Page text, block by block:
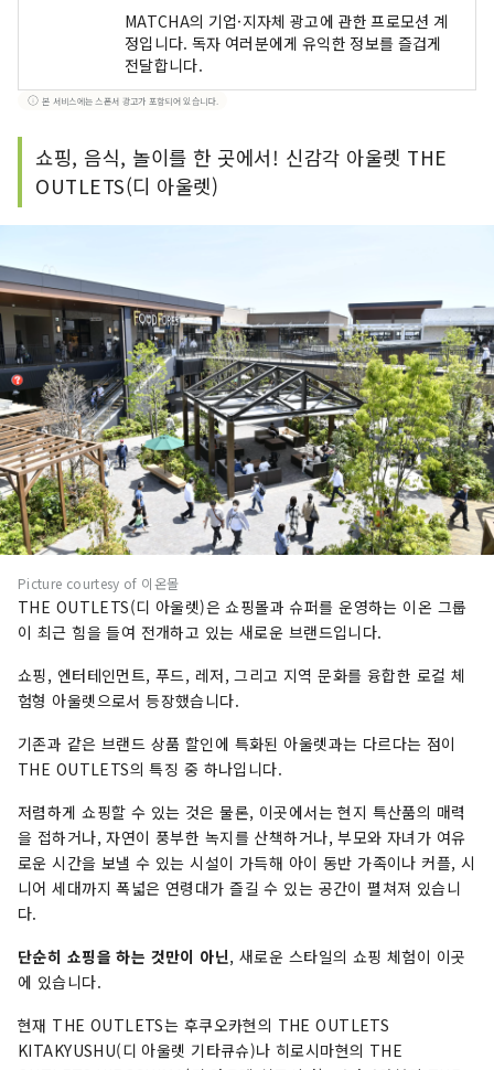
MATCHA의 기업·지자체 광고에 관한 프로모션 계
정입니다. 독자 여러분에게 유익한 정보를 즐겁게
전달합니다.
본 서비스에는 스폰서 광고가 포함되어 있습니다.
쇼핑, 음식, 놀이를 한 곳에서! 신감각 아울렛 THE
OUTLETS(디 아울렛)
Picture courtesy of 이온몰
THE OUTLETS(디 아울렛)은 쇼핑몰과 슈퍼를 운영하는 이온 그룹
이 최근 힘을 들여 전개하고 있는 새로운 브랜드입니다.
쇼핑, 엔터테인먼트, 푸드, 레저, 그리고 지역 문화를 융합한 로컬 체
험형 아울렛으로서 등장했습니다.
기존과 같은 브랜드 상품 할인에 특화된 아울렛과는 다르다는 점이
THE OUTLETS의 특징 중 하나입니다.
저렴하게 쇼핑할 수 있는 것은 물론, 이곳에서는 현지 특산품의 매력
을 접하거나, 자연이 풍부한 녹지를 산책하거나, 부모와 자녀가 여유
로운 시간을 보낼 수 있는 시설이 가득해 아이 동반 가족이나 커플, 시
니어 세대까지 폭넓은 연령대가 즐길 수 있는 공간이 펼쳐져 있습니
다.
단순히 쇼핑을 하는 것만이 아닌, 새로운 스타일의 쇼핑 체험이 이곳
에 있습니다.
현재 THE OUTLETS는 후쿠오카현의 THE OUTLETS
KITAKYUSHU(디 아울렛 기타큐슈)나 히로시마현의 THE